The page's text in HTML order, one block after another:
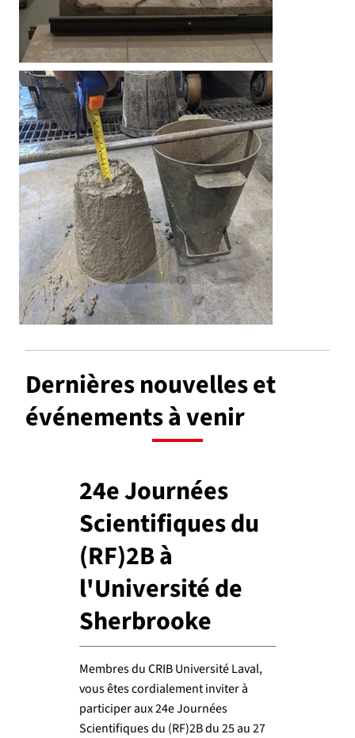
Dernières nouvelles et
événements à venir
24e Journées
Scientifiques du
(RF)2B à
l'Université de
Sherbrooke
Membres du CRIB Université Laval,
vous êtes cordialement inviter à
participer aux 24e Journées
Scientifiques du (RF)2B du 25 au 27